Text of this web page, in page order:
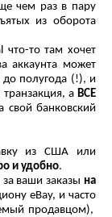
чем раз в пару
из оборота
что-то там хочет
аккаунта может
до полугода (!), и
транзакция, аВСЕ
свой банковский
из США или
и удобно.
ваши заказы на
eBay, и часто
продавцом),